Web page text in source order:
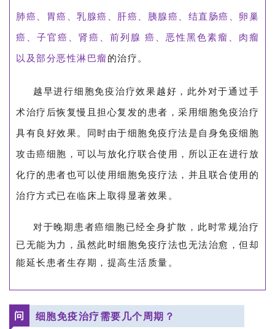
肺癌、胃癌、乳腺癌、肝癌、胰腺癌、结直肠癌、卵巢
癌、子官癌、肾癌、前列腺 癌、恶性黑色素瘤、肉瘤
以及部分恶性淋巴瘤的治疗。
越早进行细胞免疫治疗效果越好，此外对于通过手
术治疗后恢复慢且担心复发的患者，采用细胞免疫治疗
具有良好效果。同时由于细胞免疫疗法是自身免疫细胞
攻击癌细胞，可以与放化疗联合使用，所以正在进行放
化疗的患者也可以使用细胞免疫疗法，并且联合使用的
治疗方式已在临床上取得显著效果。
对于晚期患者癌细胞已经全身扩散，此时常规治疗
已无能为力，虽然此时细胞免疫疗法也无法治愈，但却
能延长患者生存期，提高生活质量。
问 细胞免疫治疗需要几个周期？